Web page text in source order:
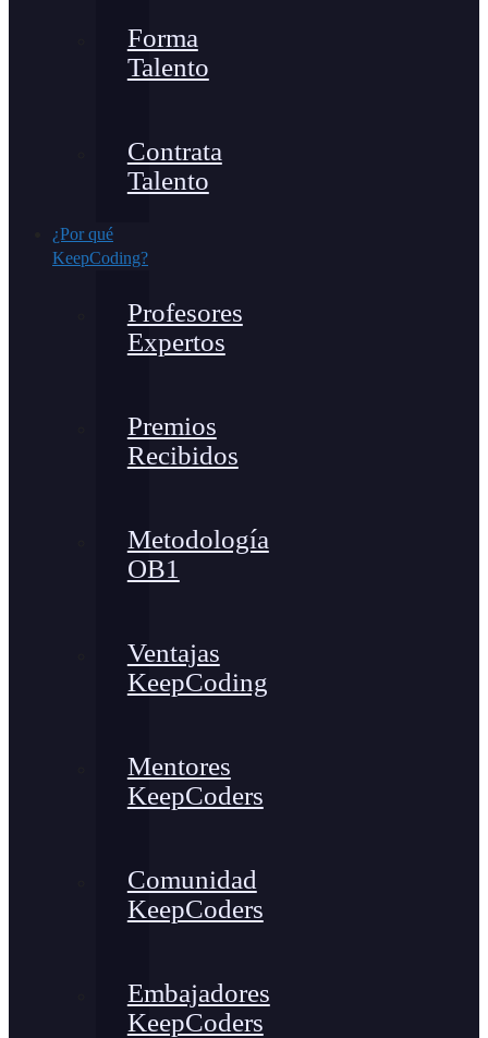
Forma
Talento
Contrata
Talento
¿Por qué
KeepCoding?
Profesores
Expertos
Premios
Recibidos
Metodología
OB1
Ventajas
KeepCoding
Mentores
KeepCoders
Comunidad
KeepCoders
Embajadores
KeepCoders